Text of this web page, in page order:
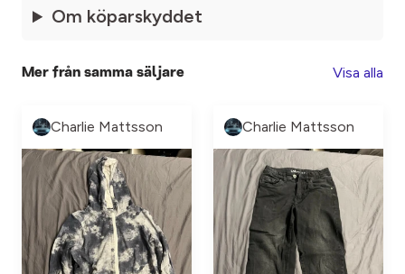
Om köparskyddet
Mer från samma säljare Visa alla
Charlie Mattsson Charlie Mattsson